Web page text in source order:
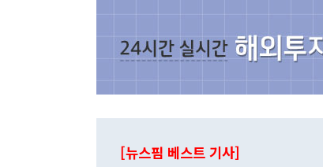
[뉴스핌 베스트 기사]